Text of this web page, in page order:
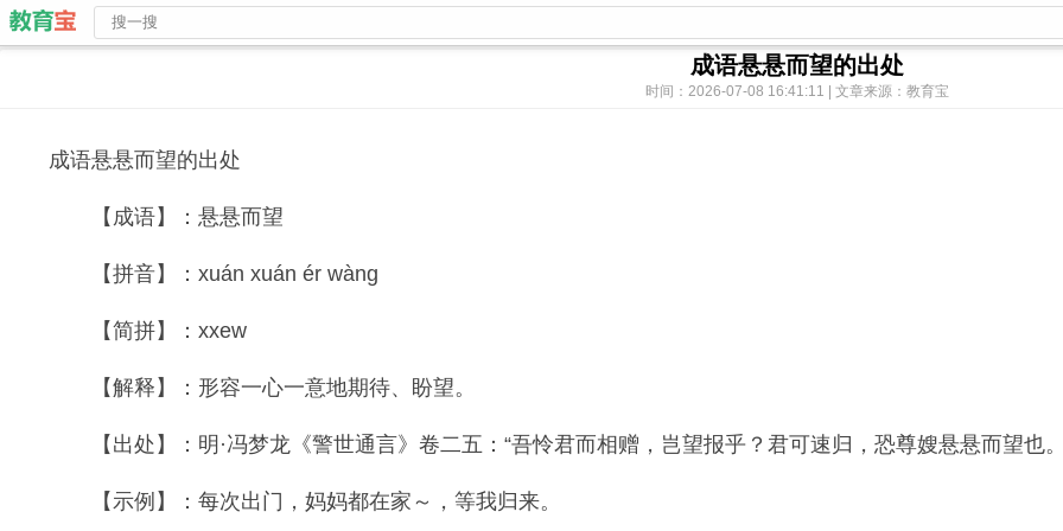
成语悬悬而望的出处
时间：2026-07-08 16:41:11 | 文章来源：教育宝
成语悬悬而望的出处
【成语】：悬悬而望
【拼音】：xuán xuán ér wàng
【简拼】：xxew
【解释】：形容一心一意地期待、盼望。
【出处】：明·冯梦龙《警世通言》卷二五：“吾怜君而相赠，岂望报乎？君可速归，恐尊嫂悬悬而望也
【示例】：每次出门，妈妈都在家～，等我归来。